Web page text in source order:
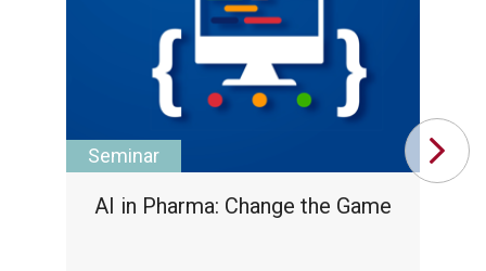
Seminar
AI in Pharma: Change the Game